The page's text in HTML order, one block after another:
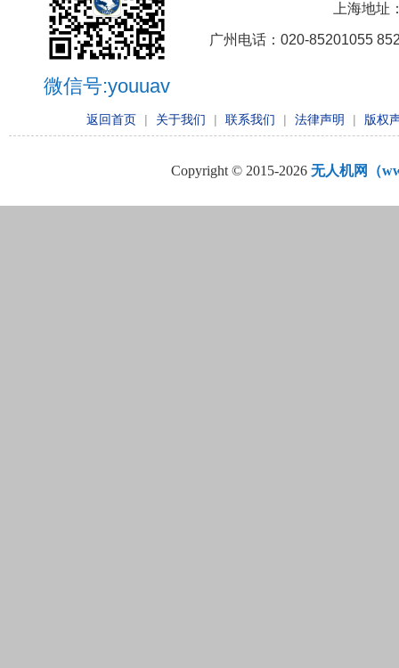
上海地
广州电话：020-85201055
微信号:youuav
返回首页 | 关于我们 | 联系我们 | 法律声明 | 版权
Copyright © 2015-2026 无人机网（